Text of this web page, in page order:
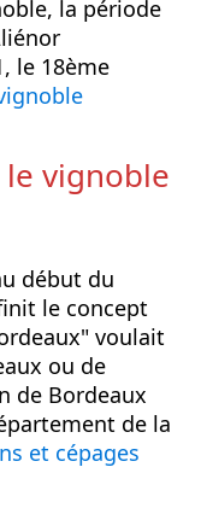
la période
le 18ème
vignoble
début du
le concept
voulait
ou de
de Bordeaux
de la
et cépages